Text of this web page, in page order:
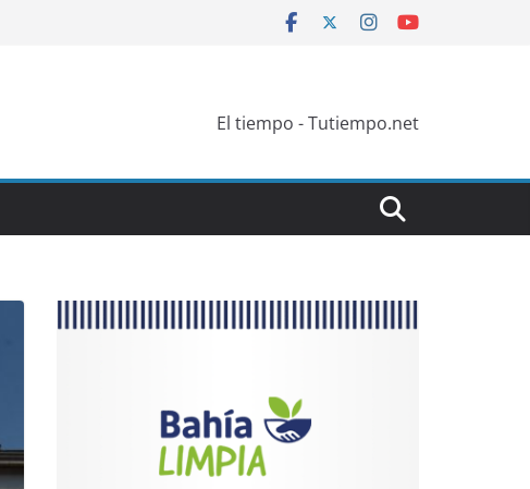
El tiempo - Tutiempo.net